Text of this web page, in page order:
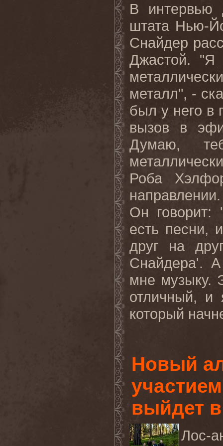
В интервью
штата Нью-
Снайдер
Джастой. "Я
металл", -
был у него в
вызов в
Думаю,
Роба
Он говорит:
есть песни,
друг на
Снайдера'.
мне музыку.
отличный, и
который
Новый
выйдет
Лос-